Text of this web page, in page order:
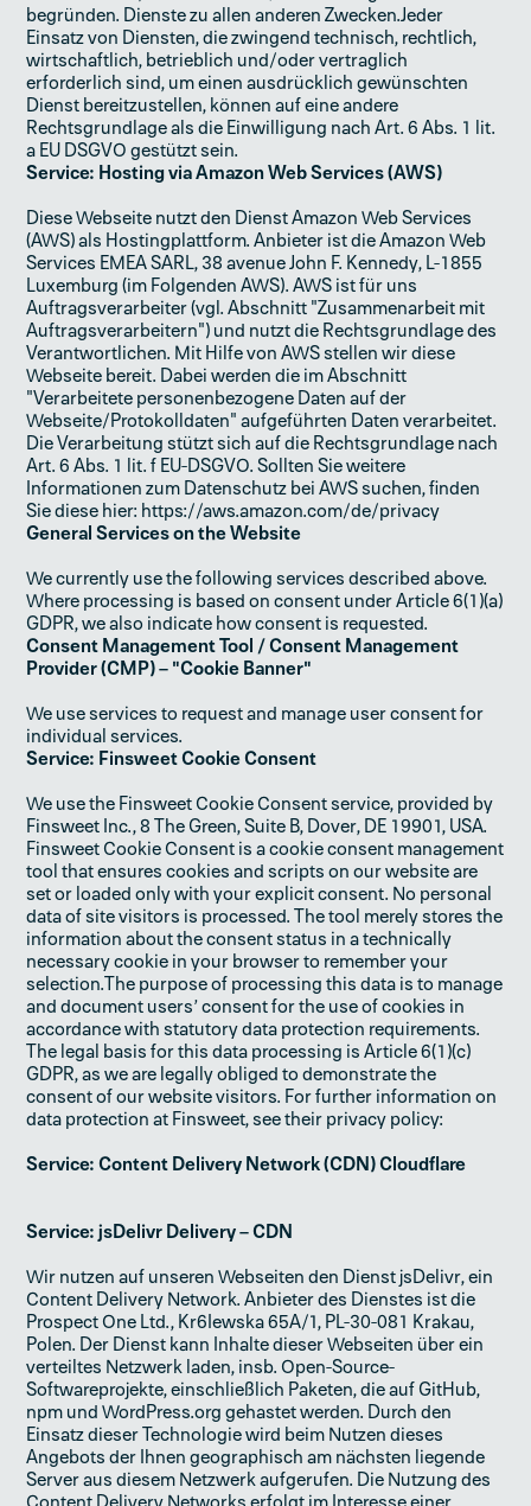
begründen. Dienste zu allen anderen Zwecken.Jeder
Einsatz von Diensten, die zwingend technisch, rechtlich,
wirtschaftlich, betrieblich und/oder vertraglich
erforderlich sind, um einen ausdrücklich gewünschten
Dienst bereitzustellen, können auf eine andere
Rechtsgrundlage als die Einwilligung nach Art. 6 Abs. 1 lit.
a EU­ DSGVO gestützt sein.
Service: Hosting via Amazon Web Services (AWS)
Diese Webseite nutzt den Dienst Amazon Web Services
(AWS) als Hostingplattform. Anbieter ist die Amazon Web
Services EMEA SARL, 38 avenue John F. Kennedy, L-1855
Luxemburg (im Folgenden AWS). AWS ist für uns
Auftragsverarbeiter (vgl. Abschnitt "Zusammenarbeit mit
Auftragsverarbeitern") und nutzt die Rechtsgrundlage des
Verantwortlichen. Mit Hilfe von AWS stellen wir diese
Webseite bereit. Dabei werden die im Abschnitt
"Verarbeitete personenbezogene Daten auf der
Webseite/Protokolldaten" aufgeführten Daten verarbeitet.
Die Verarbeitung stützt sich auf die Rechtsgrundlage nach
Art. 6 Abs. 1 lit. f EU-DSGVO. Sollten Sie weitere
Informationen zum Datenschutz bei AWS suchen, finden
Sie diese hier: https://aws.amazon.com/de/privacy
General Services on the Website
We currently use the following services described above.
Where processing is based on consent under Article 6(1)(a)
GDPR, we also indicate how consent is requested.
Consent Management Tool / Consent Management
Provider (CMP) – "Cookie Banner"
We use services to request and manage user consent for
individual services.
Service: Finsweet Cookie Consent
We use the Finsweet Cookie Consent service, provided by
Finsweet Inc., 8 The Green, Suite B, Dover, DE 19901, USA.
Finsweet Cookie Consent is a cookie consent management
tool that ensures cookies and scripts on our website are
set or loaded only with your explicit consent. No personal
data of site visitors is processed. The tool merely stores the
information about the consent status in a technically
necessary cookie in your browser to remember your
selection.The purpose of processing this data is to manage
and document users’ consent for the use of cookies in
accordance with statutory data protection requirements.
The legal basis for this data processing is Article 6(1)(c)
GDPR, as we are legally obliged to demonstrate the
consent of our website visitors. For further information on
data protection at Finsweet, see their privacy policy:
Service: Content Delivery Network (CDN) Cloudflare
Service: jsDelivr Delivery – CDN
Wir nutzen auf unseren Webseiten den Dienst jsDelivr, ein
Content Delivery Network. Anbieter des Dienstes ist die
Prospect One Ltd., Kr6Iewska 65A/1, PL-30-081 Krakau,
Polen. Der Dienst kann Inhalte dieser Webseiten über ein
verteiltes Netzwerk laden, insb. Open-Source­
Softwareprojekte, einschließlich Paketen, die auf GitHub,
npm und WordPress.org gehastet werden. Durch den
Einsatz dieser Technologie wird beim Nutzen dieses
Angebots der Ihnen geographisch am nächsten liegende
Server aus diesem Netzwerk aufgerufen. Die Nutzung des